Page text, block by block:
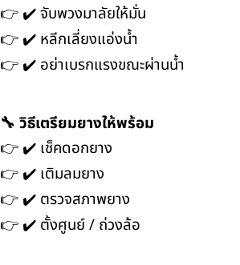
👉 ✔️ จับพวงมาลัยให้มั่น
👉 ✔️ หลีกเลี่ยงแอ่งน้ำ
👉 ✔️ อย่าเบรกแรงขณะผ่านน้ำ
🔧 วิธีเตรียมยางให้พร้อม
👉 ✔️ เช็คดอกยาง
👉 ✔️ เติมลมยาง
👉 ✔️ ตรวจสภาพยาง
👉 ✔️ ตั้งศูนย์ / ถ่วงล้อ